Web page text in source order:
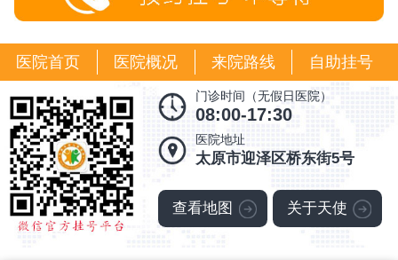
医院首页 医院概况 来院路线 自助挂号
门诊时间（无假日医院）
08:00-17:30
医院地址
太原市迎泽区桥东街5号
查看地图 关于天使